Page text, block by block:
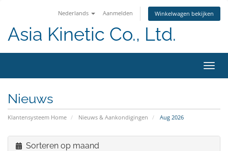
Nederlands Aanmelden Winkelwagen bekijken
Asia Kinetic Co., Ltd.
in-/
Nieuws
Klantensysteem Home Nieuws & Aankondigingen Aug 2026
Sorteren op maand